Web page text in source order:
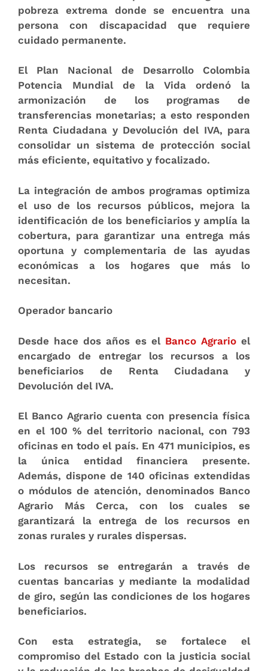
pobreza extrema donde se encuentra una
persona con discapacidad que requiere
cuidado permanente.
El Plan Nacional de Desarrollo Colombia
Potencia Mundial de la Vida ordenó la
armonización de los programas de
transferencias monetarias; a esto responden
Renta Ciudadana y Devolución del IVA, para
consolidar un sistema de protección social
más eficiente, equitativo y focalizado.
La integración de ambos programas optimiza
el uso de los recursos públicos, mejora la
identificación de los beneficiarios y amplía la
cobertura, para garantizar una entrega más
oportuna y complementaria de las ayudas
económicas a los hogares que más lo
necesitan.
Operador bancario
Desde hace dos años es el Banco Agrarioel
encargado de entregar los recursos a los
beneficiarios de Renta Ciudadana y
Devolución del IVA.
El Banco Agrario cuenta con presencia física
en el 100 % del territorio nacional, con 793
oficinas en todo el país. En 471 municipios, es
la única entidad financiera presente.
Además, dispone de 140 oficinas extendidas
o módulos de atención, denominados Banco
Agrario Más Cerca, con los cuales se
garantizará la entrega de los recursos en
zonas rurales y rurales dispersas.
Los recursos se entregarán a través de
cuentas bancarias y mediante la modalidad
de giro, según las condiciones de los hogares
beneficiarios.
Con esta estrategia, se fortalece el
compromiso del Estado con la justicia social